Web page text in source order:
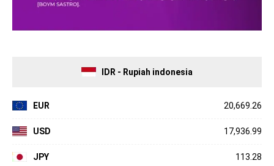
IDR - Rupiah indonesia
EUR 20,669.26
USD 17,936.99
JPY 113.28